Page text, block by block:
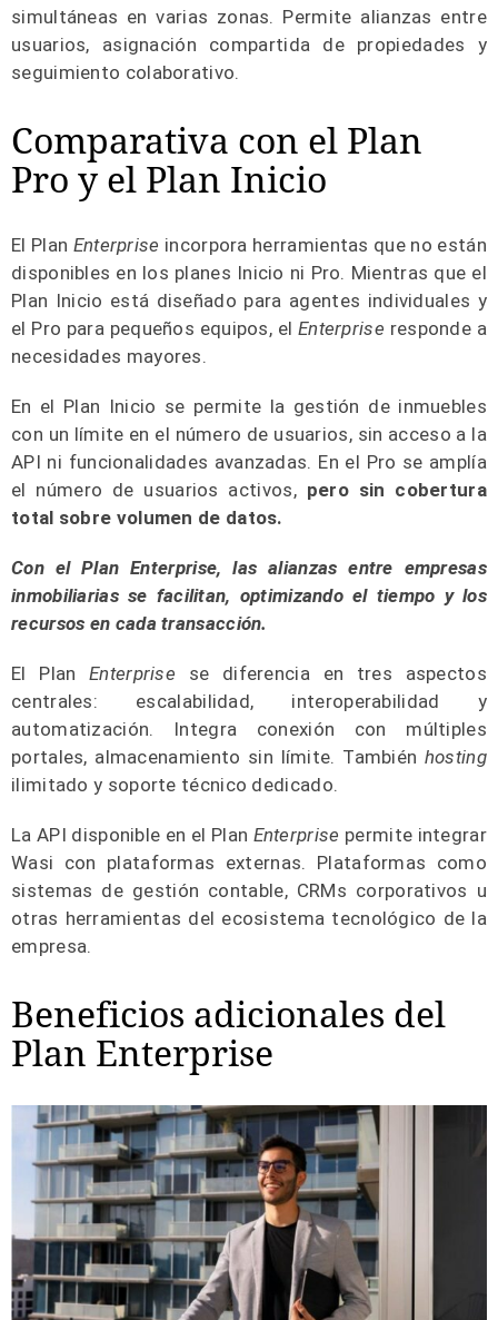
simultáneas en varias zonas. Permite alianzas entre
usuarios, asignación compartida de propiedades y
seguimiento colaborativo.
Comparativa con el Plan
Pro y el Plan Inicio
El Plan Enterprise incorpora herramientas que no están
disponibles en los planes Inicio ni Pro. Mientras que el
Plan Inicio está diseñado para agentes individuales y
el Pro para pequeños equipos, el Enterprise responde a
necesidades mayores.
En el Plan Inicio se permite la gestión de inmuebles
con un límite en el número de usuarios, sin acceso a la
API ni funcionalidades avanzadas. En el Pro se amplía
el número de usuarios activos, pero sin cobertura
total sobre volumen de datos.
Con el Plan Enterprise, las alianzas entre empresas
inmobiliarias se facilitan, optimizando el tiempo y los
recursos en cada transacción.
El PlanEnterprise se diferencia en tres aspectos
centrales: escalabilidad, interoperabilidad y
automatización. Integra conexión con múltiples
portales, almacenamiento sin límite. También hosting
ilimitado y soporte técnico dedicado.
La API disponible en el Plan Enterprise permite integrar
Wasi con plataformas externas. Plataformas como
sistemas de gestión contable, CRMs corporativos u
otras herramientas del ecosistema tecnológico de la
empresa.
Beneficios adicionales del
Plan Enterprise